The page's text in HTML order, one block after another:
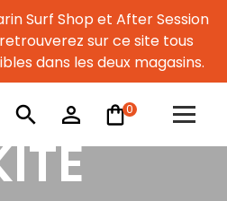
Surf Shop et After Session
sur ce site tous
dans les deux magasins.
search person_outline 0